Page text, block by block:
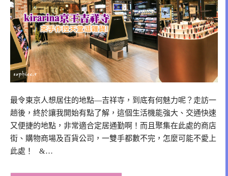
最令東京人想居住的地點—吉祥寺，到底有何魅力呢？走訪一
趟後，終於讓我開始有點了解，這個生活機能強大、交通快速
又便捷的地點，非常適合定居通勤啊！而且聚集在此處的商店
街、購物商場及百貨公司，一雙手都數不完，怎麼可能不愛上
此處！ &…